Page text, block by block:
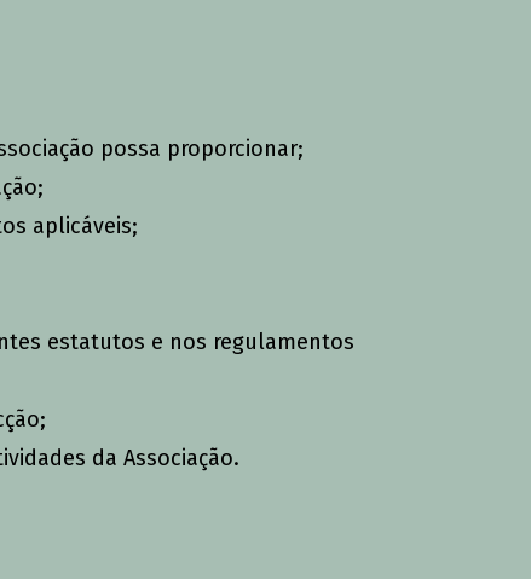
possa proporcionar;
aplicáveis;
estatutos e nos regulamentos
da Associação.